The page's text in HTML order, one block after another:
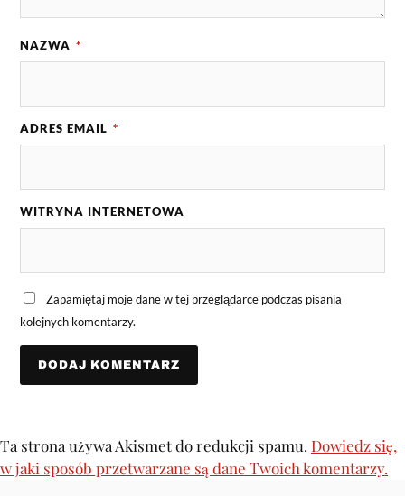
NAZWA *
ADRES EMAIL *
WITRYNA INTERNETOWA
Zapamiętaj moje dane w tej przeglądarce podczas pisania
kolejnych komentarzy.
Ta strona używa Akismet do redukcji spamu. Dowiedz się,
w jaki sposób przetwarzane są dane Twoich komentarzy.